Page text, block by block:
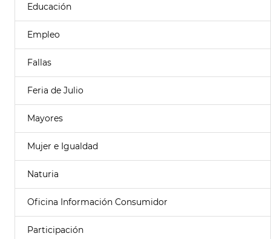
Educación
Empleo
Fallas
Feria de Julio
Mayores
Mujer e Igualdad
Naturia
Oficina Información Consumidor
Participación